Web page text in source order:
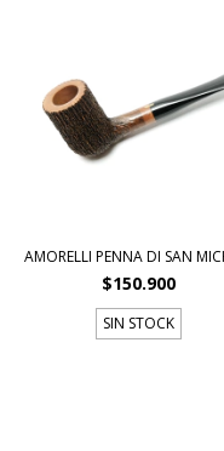
AMORELLI PENNA DI SAN
$150.900
SIN STOCK